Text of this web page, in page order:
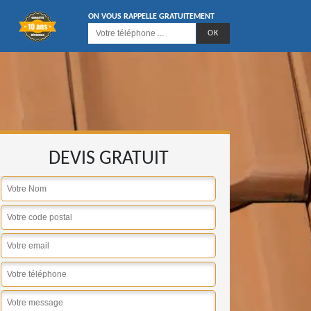
ON VOUS RAPPELLE GRATUITEMENT
DEVIS GRATUIT